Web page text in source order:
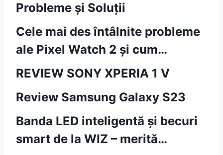
Probleme și Soluții
Cele mai des întâlnite probleme
ale Pixel Watch 2 și cum…
REVIEW SONY XPERIA 1 V
Review Samsung Galaxy S23
Banda LED inteligentă și becuri
smart de la WIZ – merită…